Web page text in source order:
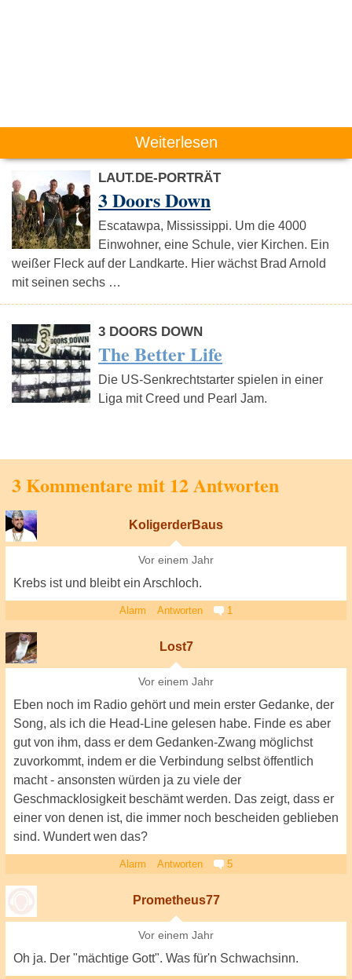
Weiterlesen
LAUT.DE-PORTRÄT
3 Doors Down
Escatawpa, Mississippi. Um die 4000
Einwohner, eine Schule, vier Kirchen. Ein
weißer Fleck auf der Landkarte. Hier wächst Brad Arnold
mit seinen sechs …
3 DOORS DOWN
The Better Life
Die US-Senkrechtstarter spielen in einer
Liga mit Creed und Pearl Jam.
3 Kommentare mit 12 Antworten
KoligerderBaus
Vor einem Jahr
Krebs ist und bleibt ein Arschloch.
Alarm Antworten 1
Lost7
Vor einem Jahr
Eben noch im Radio gehört und mein erster Gedanke, der
Song, als ich die Head-Line gelesen habe. Finde es aber
gut von ihm, dass er dem Gedanken-Zwang möglichst
zuvorkommt, indem er die Verbindung selbst öffentlich
macht - ansonsten würden ja zu viele der
Geschmacklosigkeit beschämt werden. Das zeigt, dass er
einer von denen ist, die immer noch bescheiden geblieben
sind. Wundert wen das?
Alarm Antworten 5
Prometheus77
Vor einem Jahr
Oh ja. Der "mächtige Gott". Was für'n Schwachsinn.